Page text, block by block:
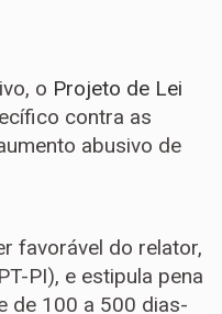
o Projeto de Lei
contra as
abusivo de
favorável do relator,
PI), e estipula pena
de 100 a 500 dias-